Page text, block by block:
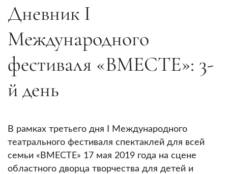
Дневник I
Международного
фестиваля «ВМЕСТЕ»: 3-
й день
В рамках третьего дня I Международного
театрального фестиваля спектаклей для всей
семьи «ВМЕСТЕ» 17 мая 2019 года на сцене
областного дворца творчества для детей и